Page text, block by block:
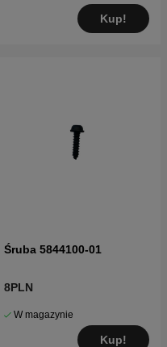
Kup!
Śruba 5844100-01
8PLN
W magazynie
Kup!